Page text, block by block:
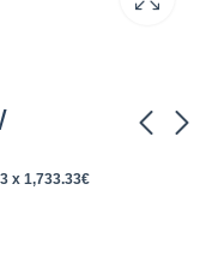
x 1,733.33€